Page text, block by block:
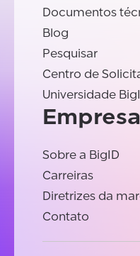
Documentos
Blog
Pesquisar
Centro de
Universidade
Empresa
Sobre a BigID
Carreiras
Diretrizes da
Contato